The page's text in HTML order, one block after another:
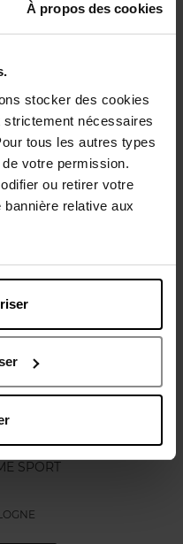
À propos des cookies
stocker des cookies
strictement nécessaires
tous les autres types
votre permission.
ou retirer votre
relative aux
peut-être
SPORT